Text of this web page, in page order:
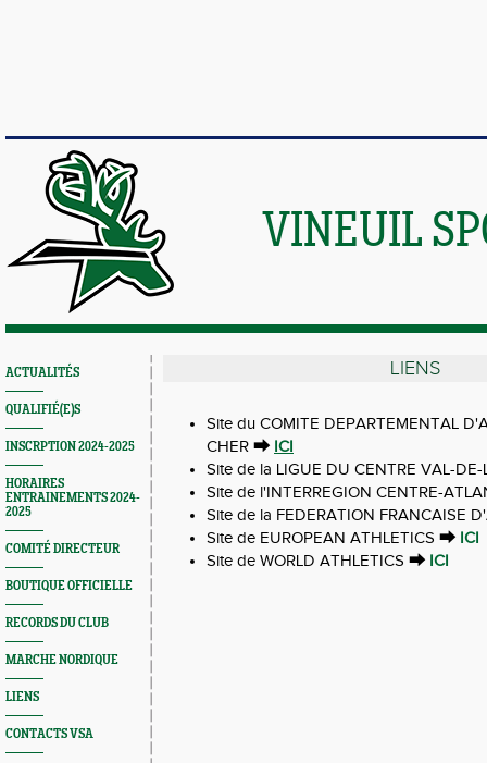
VINEUIL
ACTUALITÉS
QUALIFIÉ(E)S
INSCRPTION 2024-2025
HORAIRES
ENTRAINEMENTS 2024-
2025
COMITÉ DIRECTEUR
BOUTIQUE OFFICIELLE
RECORDS DU CLUB
MARCHE NORDIQUE
LIENS
CONTACTS VSA
LIENS
Site du COMITE DEPARTEMENTAL
CHER ⮕ ICI
Site de la LIGUE DU CENTRE VAL-
Site de l'INTERREGION CENTRE-
Site de la FEDERATION FRANCAISE
Site de EUROPEAN ATHLETICS ⮕ ICI
Site de WORLD ATHLETICS ⮕ ICI